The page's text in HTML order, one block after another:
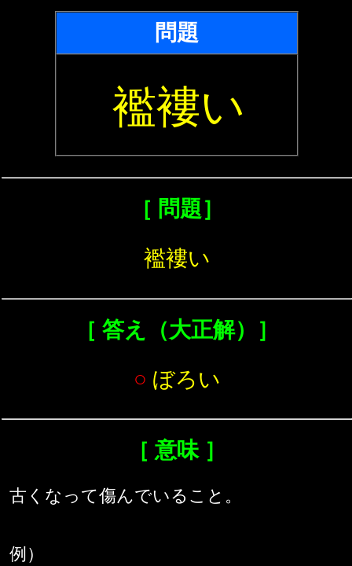
問題
襤褸い
［ 問題］
襤褸い
［ 答え（大正解）］
○ ぼろい
［ 意味 ］
古くなって傷んでいること。
例）